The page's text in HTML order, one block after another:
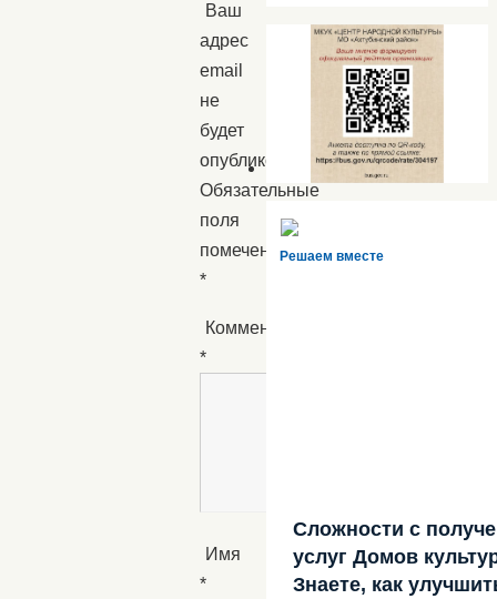
Ваш
адрес
email
не
будет
опубликован.
Обязательные
поля
помечены
*
Комментарий
*
Имя
*
Решаем вместе
Сложности с
услуг Домов
Знаете, как